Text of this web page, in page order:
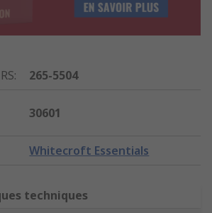
:
265-5504
30601
Whitecroft Essentials
techniques